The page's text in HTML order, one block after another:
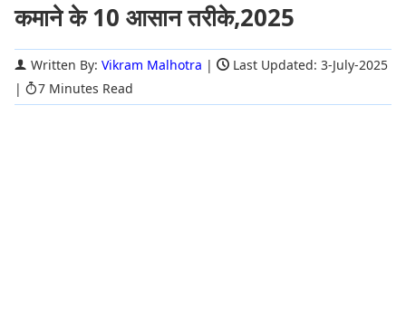
कमाने के 10 आसान तरीके,2025
Written By: Vikram Malhotra |
Last Updated: 3-July-2025
|
7 Minutes Read